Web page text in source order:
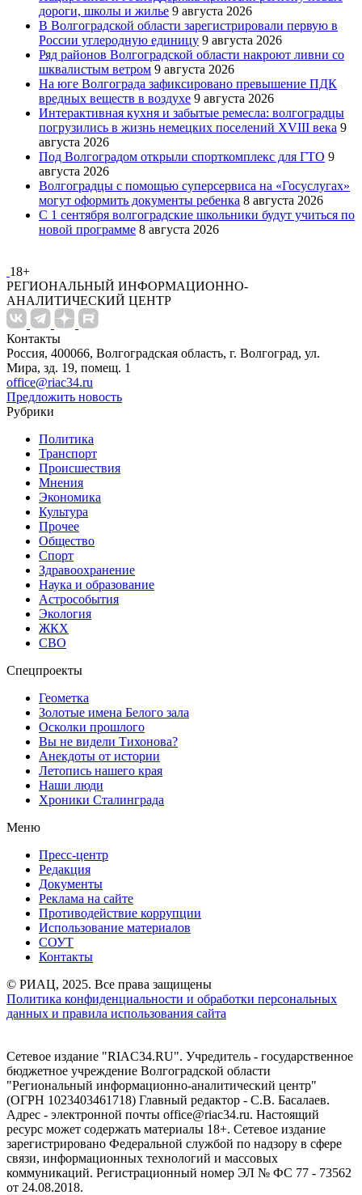
дороги, школы и жилье 9 августа 2026
В Волгоградской области зарегистрировали первую в
России углеродную единицу 9 августа 2026
Ряд районов Волгоградской области накроют ливни со
шквалистым ветром 9 августа 2026
На юге Волгограда зафиксировано превышение ПДК
вредных веществ в воздухе 9 августа 2026
Интерактивная кухня и забытые ремесла: волгоградцы
погрузились в жизнь немецких поселений XVIII века 9
августа 2026
Под Волгоградом открыли спорткомплекс для ГТО 9
августа 2026
Волгоградцы с помощью суперсервиса на «Госуслугах»
могут оформить документы ребенка 8 августа 2026
С 1 сентября волгоградские школьники будут учиться по
новой программе 8 августа 2026
18+
РЕГИОНАЛЬНЫЙ ИНФОРМАЦИОННО-
АНАЛИТИЧЕСКИЙ ЦЕНТР
Контакты
Россия, 400066, Волгоградская область, г. Волгоград, ул.
Мира, зд. 19, помещ. 1
office@riac34.ru
Предложить новость
Рубрики
Политика
Транспорт
Происшествия
Мнения
Экономика
Культура
Прочее
Общество
Спорт
Здравоохранение
Наука и образование
Астрособытия
Экология
ЖКХ
СВО
Спецпроекты
Геометка
Золотые имена Белого зала
Осколки прошлого
Вы не видели Тихонова?
Анекдоты от истории
Летопись нашего края
Наши люди
Хроники Сталинграда
Меню
Пресс-центр
Редакция
Документы
Реклама на сайте
Противодействие коррупции
Использование материалов
СОУТ
Контакты
© РИАЦ, 2025. Все права защищены
Политика конфиденциальности и обработки персональных
данных и правила использования сайта
Сетевое издание "RIAC34.RU". Учредитель - государственное
бюджетное учреждение Волгоградской области
"Региональный информационно-аналитический центр"
(ОГРН 1023403461718) Главный редактор - С.В. Басалаев.
Адрес - электронной почты office@riac34.ru. Настоящий
ресурс может содержать материалы 18+. Сетевое издание
зарегистрировано Федеральной службой по надзору в сфере
связи, информационных технологий и массовых
коммуникаций. Регистрационный номер ЭЛ № ФС 77 - 73562
от 24.08.2018.